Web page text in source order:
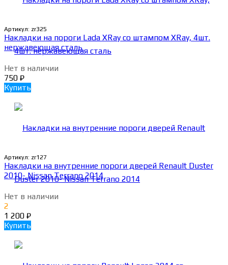
Артикул: zr325
Накладки на пороги Lada XRay со штампом XRay, 4шт.
нержавеющая сталь
Нет в наличии
750 ₽
Купить
Артикул: zr127
Накладки на внутренние пороги дверей Renault Duster
2010- Nissan Terrano 2014
Нет в наличии
2
1 200 ₽
Купить